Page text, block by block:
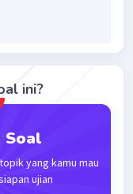
ini?
yang kamu mau
ujian